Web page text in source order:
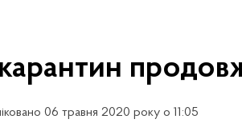
06 травня 2020 року о 11:05